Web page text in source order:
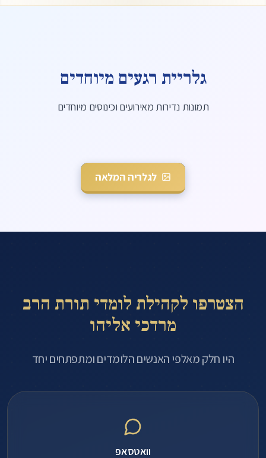
גלריית רגעים מיוחדים
תמונות נדירות מאירועים וכינוסים מיוחדים
לגלריה המלאה
הצטרפו לקהילת לומדי תורת הרב
מרדכי אליהו
היו חלק מאלפי האנשים הלומדים ומתפתחים יחד
וואטסאפ